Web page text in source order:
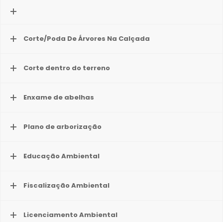
Corte/Poda De Árvores Na Calçada
Corte dentro do terreno
Enxame de abelhas
Plano de arborização
Educação Ambiental
Fiscalização Ambiental
Licenciamento Ambiental